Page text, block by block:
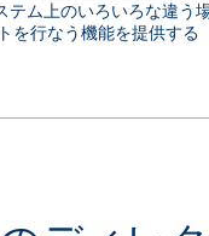
テム上のいろいろな違う
を行なう機能を提供する